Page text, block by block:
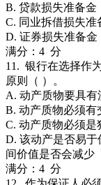
B. 贷款损失准备金
C. 同业拆借损失准
D. 证券损失准备金
满分：4 分
11. 银行在选择作
原则（ ）。
A. 动产质物要具
B. 动产质物必须有
C. 动产质物必须是
D. 该动产是否易
间价值是否会减少
满分：4 分